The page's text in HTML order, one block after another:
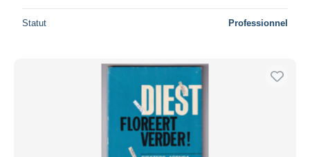
Statut Professionnel